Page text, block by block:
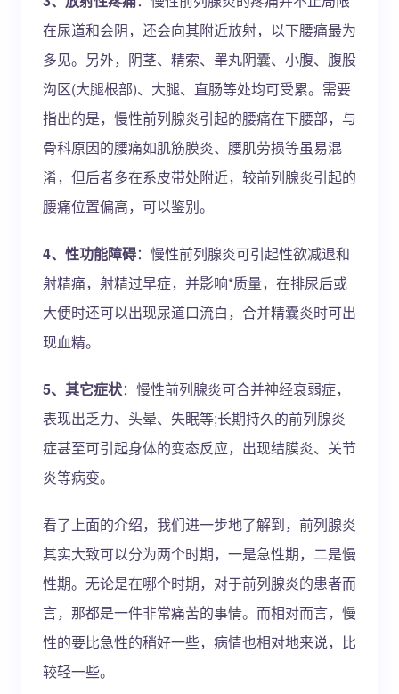
在尿道和会阴，还会向其附近放射，以下腰痛最为
多见。另外，阴茎、精索、睾丸阴囊、小腹、腹股
沟区(大腿根部)、大腿、直肠等处均可受累。需要
指出的是，慢性前列腺炎引起的腰痛在下腰部，与
骨科原因的腰痛如肌筋膜炎、腰肌劳损等虽易混
淆，但后者多在系皮带处附近，较前列腺炎引起的
腰痛位置偏高，可以鉴别。
4、性功能障碍：慢性前列腺炎可引起性欲减退和
射精痛，射精过早症，并影响*质量，在排尿后或
大便时还可以出现尿道口流白，合并精囊炎时可出
现血精。
5、其它症状：慢性前列腺炎可合并神经衰弱症，
表现出乏力、头晕、失眠等;长期持久的前列腺炎
症甚至可引起身体的变态反应，出现结膜炎、关节
炎等病变。
看了上面的介绍，我们进一步地了解到，前列腺炎
其实大致可以分为两个时期，一是急性期，二是慢
性期。无论是在哪个时期，对于前列腺炎的患者而
言，那都是一件非常痛苦的事情。而相对而言，慢
性的要比急性的稍好一些，病情也相对地来说，比
较轻一些。